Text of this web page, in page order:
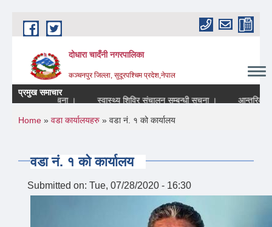
Skip to main content
दोधारा चादँनी नगरपालिका
कञ्चनपुर जिल्ला, सुदूरपश्चिम प्रदेश,नेपाल
प्रमुख समाचार
सम्बन्धि सूचना ।
स्वास्थ्य शिविर संचालन सम्बन्धी सूचना । आन्तरिक
You are here
Home » वडा कार्यालयहरु » वडा नं. १ को कार्यालय
वडा नं. १ को कार्यालय
Submitted on: Tue, 07/28/2020 - 16:30